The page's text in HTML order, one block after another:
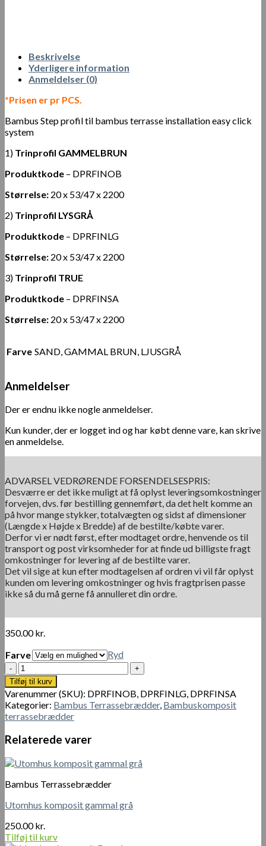
Beskrivelse
Yderligere information
Anmeldelser (0)
*Prisen er pr PCS.
Bambus Step profil til bambus terrasse installation easy click
system
1) Trinprofil GAMMELBRUN
Produktkode – DPRFINOB
Størrelse: 20 x 53/47 x 2200
2) Trinprofil LYSGRÅ
Produktkode – DPRFINLG
Størrelse: 20 x 53/47 x 2200
3) Trinprofil TRUE
Produktkode – DPRFINSA
Størrelse: 20 x 53/47 x 2200
Farve SAND, GAMMAL BRUN, LJUSGRÅ
Anmeldelser
Der er endnu ikke nogle anmeldelser.
Kun kunder, der er logget ind og har købt denne vare, kan skrive
en anmeldelse.
ADVARSEL VEDRØRENDE FORSENDELSESPRIS:
Desværre er det ikke muligt at få oplyst leveringsomkostninger
forvejen, dvs. før bestilling gennemført, da det helt komme an
på hvor mange stykker, totalvægten og sidst af dimensioner
(Længde x Højde x Bredde) af de bestilte/købte varer.
Derfor vi er nødt først, efter modtaget ordre, henvende os til
transport og post virksomheder for at finde ud billigste fragt
omkostninger for levering af de bestilte varer.
Det vil sige at kun efter modtagelsen af ordren vi vil får oplyst
kunden om levering omkostninger og hvis fragtprisen passe
ikke så du må gerne få annulleret din ordre.
350.00kr.
Farve
Ryd
Bambus
Trinprofil
til
terrassebrædder
antal
Tilføj til kurv
Varenummer (SKU): DPRFINOB, DPRFINLG, DPRFINSA
Kategorier: Bambus Terrassebrædder, Bambuskomposit
terrassebrædder
Relaterede varer
Bambus Terrassebrædder
Utomhus komposit gammal grå
250.00kr.
Tilføj til kurv